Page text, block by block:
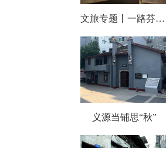
文旅专题丨一路芬芳 经典雨湖
义源当铺思“秋”